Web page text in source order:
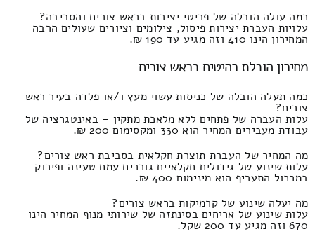
כמה עולה הובלה של פריטי יצירות בראש צורים והסביבה?
עלויות העברת יצירות פיסול, צילומים וציורים שעולים הרבה
המחירון הינו 410 וזה מגיע עד 190 ₪.
מחירון הובלת רהיטים בראש צורים
כמה תעלה הובלה של כניסות עשוי מעץ ו/או פלדה בעיר ראש
צורים?
עלות העברה של פתחים ללא מלאכת מתקין – באינטגרציה של
עבודת מעבירים המחיר הוא 330 ומקסימום 200 ₪.
מה המחיר של העברת תוצרת חקלאית בסביבת ראש צורים?
עלות שינוע של גידולים חקלאיים גוררים עמם טעינה ופירוק
במרכול התעריף הוא מינימום 400 ₪.
מה יעלה שינוע של קרמיקות בראש צורים?
עלות שינוע של אריחים בסינתזה של שירותי מנוף המחיר הינו
670 וזה מגיע עד 200 שקל.